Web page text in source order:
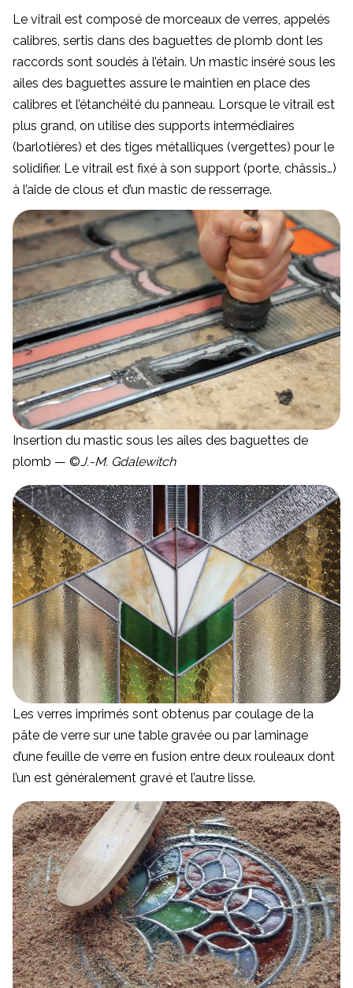
Le vitrail est composé de morceaux de verres, appelés
calibres, sertis dans des baguettes de plomb dont les
raccords sont soudés à l’étain. Un mastic inséré sous les
ailes des baguettes assure le maintien en place des
calibres et l’étanchéité du panneau. Lorsque le vitrail est
plus grand, on utilise des supports intermédiaires
(barlotières) et des tiges métalliques (vergettes) pour le
solidifier. Le vitrail est fixé à son support (porte, châssis…)
à l’aide de clous et d’un mastic de resserrage.
Insertion du mastic sous les ailes des baguettes de
plomb — ©J.-M. Gdalewitch
Les verres imprimés sont obtenus par coulage de la
pâte de verre sur une table gravée ou par laminage
d’une feuille de verre en fusion entre deux rouleaux dont
l’un est généralement gravé et l’autre lisse.